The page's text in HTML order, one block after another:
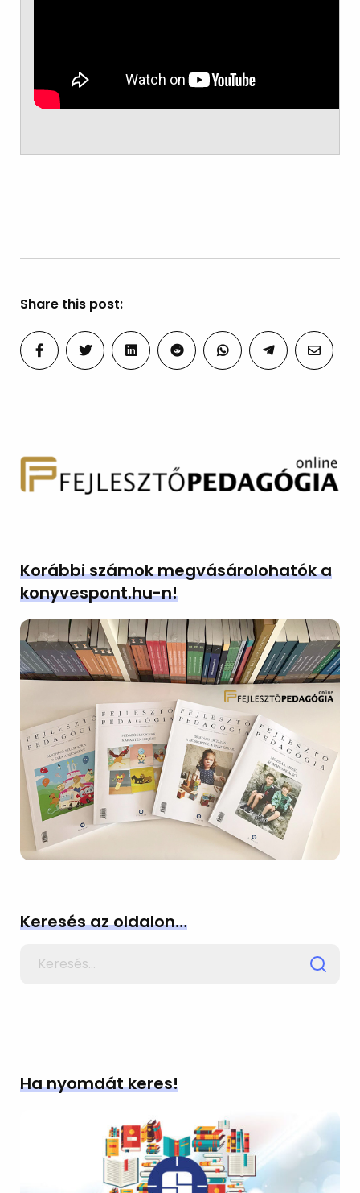
Share this post:
Korábbi számok megvásárolohatók a
konyvespont.hu-n!
Keresés az oldalon…
Ha nyomdát keres!